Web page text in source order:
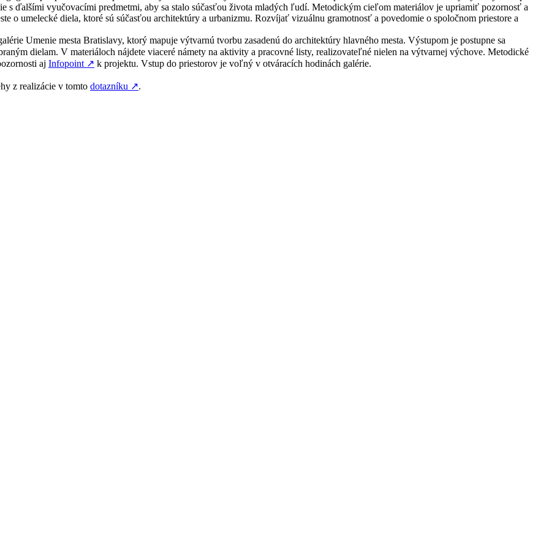
s ďalšími vyučovacími predmetmi, aby sa stalo súčasťou života mladých ľudí. Metodickým cieľom materiálov je upriamiť pozornosť a
o umelecké diela, ktoré sú súčasťou architektúry a urbanizmu. Rozvíjať vizuálnu gramotnosť a povedomie o spoločnom priestore a
Umenie mesta Bratislavy, ktorý mapuje výtvarnú tvorbu zasadenú do architektúry hlavného mesta. Výstupom je postupne sa
dielam. V materiáloch nájdete viaceré námety na aktivity a pracovné listy, realizovateľné nielen na výtvarnej výchove. Metodické
aj Infopoint↗ k projektu. Vstup do priestorov je voľný v otváracích hodinách galérie.
z realizácie v tomto dotazníku ↗.